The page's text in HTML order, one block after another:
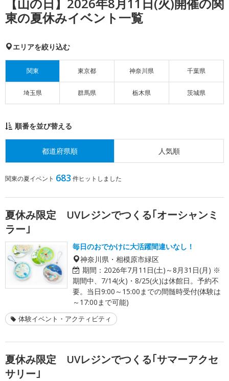
東の夏休みイベント一覧
エリアを絞り込む
関東 東京都 神奈川県 千葉県
埼玉県 群馬県 栃木県 茨城県
順番を並び替える
都道府県順 人気順
関東の夏イベント 683 件ヒットしました
夏休み限定 UVレジンでつくる｢オーシャンミ
ラー｣
毎日のおでかけに大活躍間違いなし！
神奈川県・相模原市緑区
期間： 2026年7月11日(土)～8月31日(月) ※
期間中、7/14(火)・8/25(火)は休館日。予約不
要。当日9:00～15:00までの間髄時受付(体験は
～17:00まで可能)
体験イベント・アクティビティ
夏休み限定 UVレジンでつくる｢サマーアクセ
サリー｣